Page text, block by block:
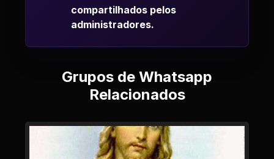
compartilhados pelos
administradores.
Grupos de Whatsapp
Relacionados